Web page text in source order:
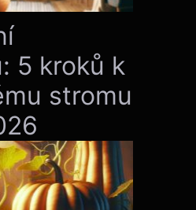
5 kroků k
stromu